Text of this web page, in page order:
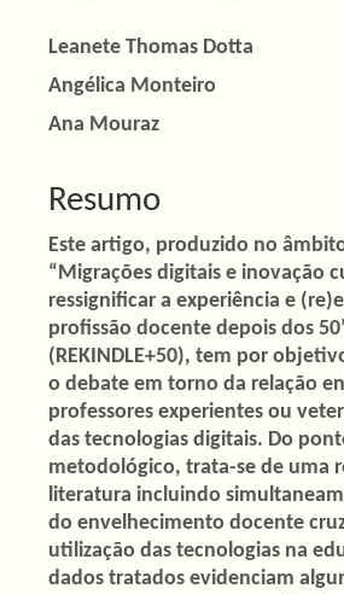
Conteúdo
do
artigo
Leanete Thomas Dotta
Angélica Monteiro
Ana Mouraz
Resumo
Este artigo, produzido no
“Migrações digitais e inovação
ressignificar a experiência e
profissão docente depois dos
(REKINDLE+50), tem por
o debate em torno da relação
professores experientes ou
das tecnologias digitais. Do
metodológico, trata-se de uma
literatura incluindo
do envelhecimento docente
utilização das tecnologias na
dados tratados evidenciam